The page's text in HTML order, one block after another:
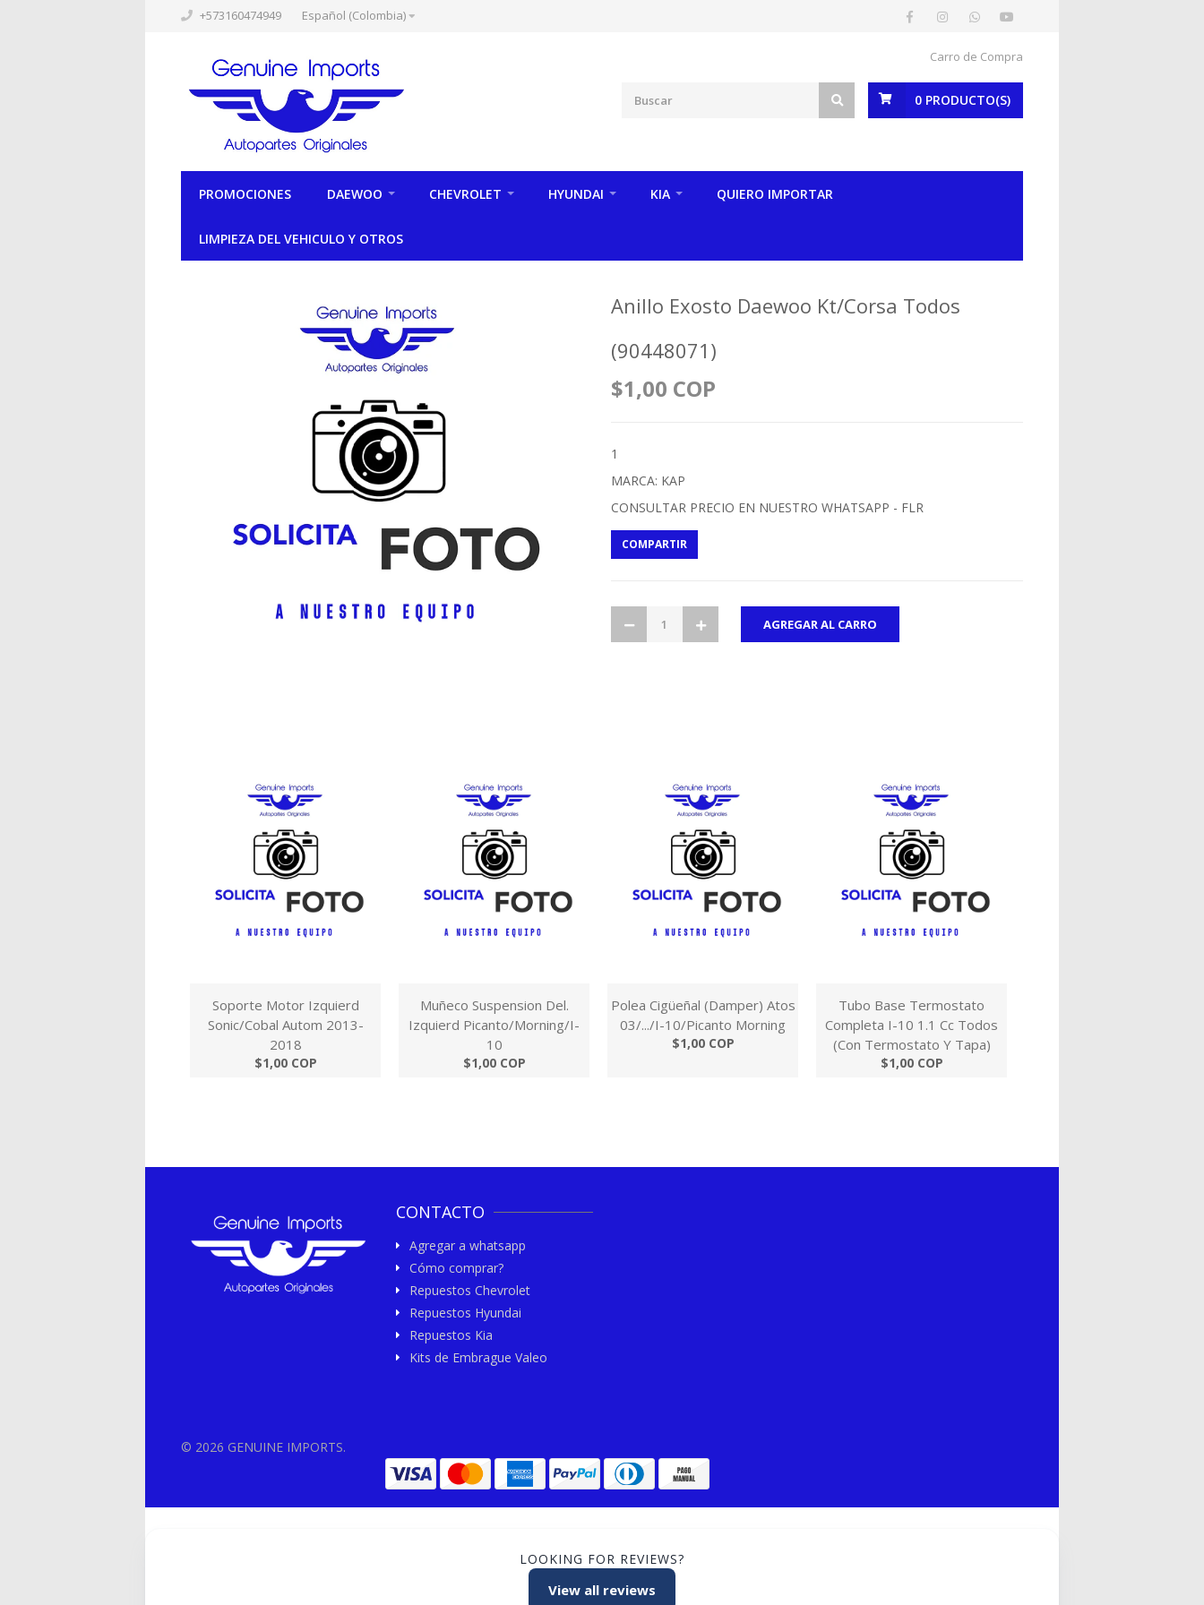
+573160474949 Español (Colombia)
Carro de Compra
0 PRODUCTO(S)
PROMOCIONES DAEWOO CHEVROLET HYUNDAI KIA QUIERO IMPORTAR
LIMPIEZA DEL VEHICULO Y OTROS
Anillo Exosto Daewoo Kt/Corsa Todos
(90448071)
$1,00 COP
1
MARCA: KAP
CONSULTAR PRECIO EN NUESTRO WHATSAPP - FLR
COMPARTIR
Soporte Motor Izquierd
Sonic/Cobal Autom 2013-
2018
$1,00 COP
Muñeco Suspension Del.
Izquierd Picanto/Morning/I-
10
$1,00 COP
Polea Cigüeñal (Damper) Atos
03/.../I-10/Picanto Morning
$1,00 COP
Tubo Base Termostato
Completa I-10 1.1 Cc Todos
(Con Termostato Y Tapa)
$1,00 COP
CONTACTO
Agregar a whatsapp
Cómo comprar?
Repuestos Chevrolet
Repuestos Hyundai
Repuestos Kia
Kits de Embrague Valeo
© 2026 GENUINE IMPORTS.
LOOKING FOR REVIEWS?
View all reviews